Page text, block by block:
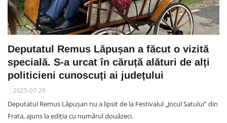
Deputatul Remus Lăpușan a făcut o vizită
specială. S-a urcat în căruță alături de alți
politicieni cunoscuți ai județului
2025-07-29
Deputatul Remus Lăpușan nu a lipsit de la Festivalul „Jocul Satului” din
Frata, ajuns la ediția cu numărul douăzeci.